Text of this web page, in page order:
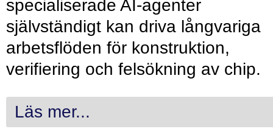
specialiserade AI-agenter
självständigt kan driva långvariga
arbetsflöden för konstruktion,
verifiering och felsökning av chip.
Läs mer...